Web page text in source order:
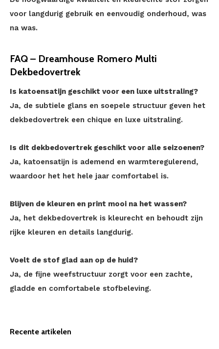
voor langdurig gebruik en eenvoudig onderhoud, was
na was.
FAQ – Dreamhouse Romero Multi
Dekbedovertrek
Is katoensatijn geschikt voor een luxe uitstraling?
Ja, de subtiele glans en soepele structuur geven het
dekbedovertrek een chique en luxe uitstraling.
Is dit dekbedovertrek geschikt voor alle seizoenen?
Ja, katoensatijn is ademend en warmteregulerend,
waardoor het het hele jaar comfortabel is.
Blijven de kleuren en print mooi na het wassen?
Ja, het dekbedovertrek is kleurecht en behoudt zijn
rijke kleuren en details langdurig.
Voelt de stof glad aan op de huid?
Ja, de fijne weefstructuur zorgt voor een zachte,
gladde en comfortabele stofbeleving.
Recente artikelen